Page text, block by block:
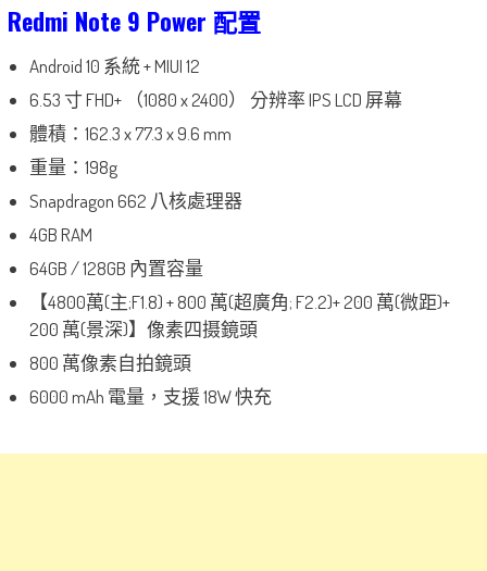
Redmi Note 9 Power 配置
Android 10 系統 + MIUI 12
6.53 寸 FHD+ （1080 x 2400） 分辨率 IPS LCD 屏幕
體積：162.3 x 77.3 x 9.6 mm
重量：198g
Snapdragon 662 八核處理器
4GB RAM
64GB / 128GB 內置容量
【4800萬(主;F1.8) + 800 萬(超廣角; F2.2)+ 200 萬(微距)+
200 萬(景深)】像素四摄鏡頭
800 萬像素自拍鏡頭
6000 mAh 電量，支援 18W 快充